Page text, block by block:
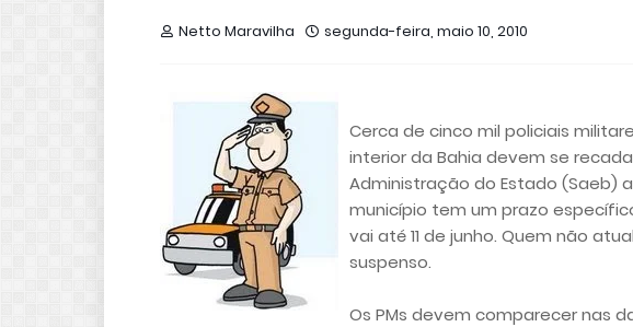
Netto Maravilha segunda-feira, maio 10, 2010
Cerca de cinco mil policiais
interior da Bahia devem se
Administração do Estado (Saeb)
município tem um prazo
vai até 11 de junho. Quem não
suspenso.
Os PMs devem comparecer nas